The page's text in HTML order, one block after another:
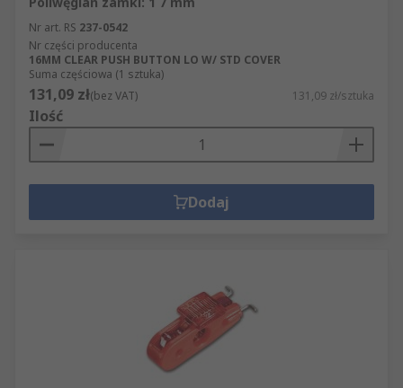
Nr art. RS 237-0542
Nr części producenta
16MM CLEAR PUSH BUTTON LO W/ STD COVER
Suma częściowa (1 sztuka)
131,09 zł(bez VAT) 131,09 zł/sztuka
Ilość
Dodaj